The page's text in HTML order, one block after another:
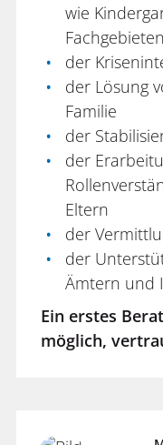
wie
Fachgebieten
der
der Lösung
Familie
der
der
Eltern
der
der
Ämtern und
Ein erstes
möglich,